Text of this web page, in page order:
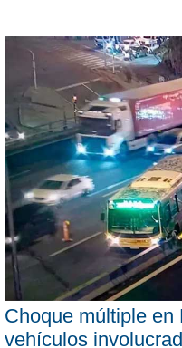
Choque múltiple
vehículos